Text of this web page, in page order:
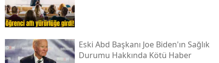
Eski Abd Başkanı Joe Biden'ın Sağlık
Durumu Hakkında Kötü Haber